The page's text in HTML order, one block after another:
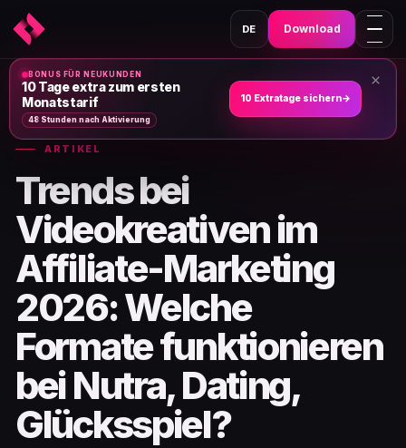
DE Download
Heim›Nachrichten und Artikel›
ARTIKEL
Trends bei
Videokreativen im
Affiliate-Marketing
2026: Welche
Formate funktionieren
bei Nutra, Dating,
Glücksspiel?
BONUS FÜR NEUKUNDEN
10 Tage extra zum ersten
Monatstarif
48 Stunden nach Aktivierung
10 Extratage sichern→
×